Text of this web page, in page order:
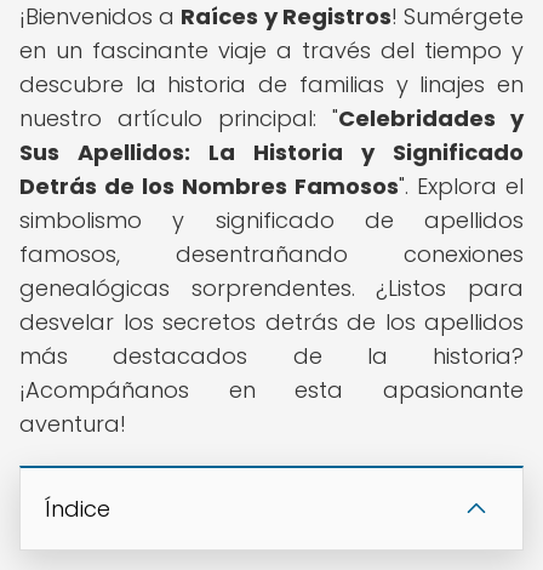
¡Bienvenidos a Raíces y Registros! Sumérgete
en un fascinante viaje a través del tiempo y
descubre la historia de familias y linajes en
nuestro artículo principal: "Celebridades y
Sus Apellidos: La Historia y Significado
Detrás de los Nombres Famosos". Explora el
simbolismo y significado de apellidos
famosos, desentrañando conexiones
genealógicas sorprendentes. ¿Listos para
desvelar los secretos detrás de los apellidos
más destacados de la historia?
¡Acompáñanos en esta apasionante
aventura!
Índice